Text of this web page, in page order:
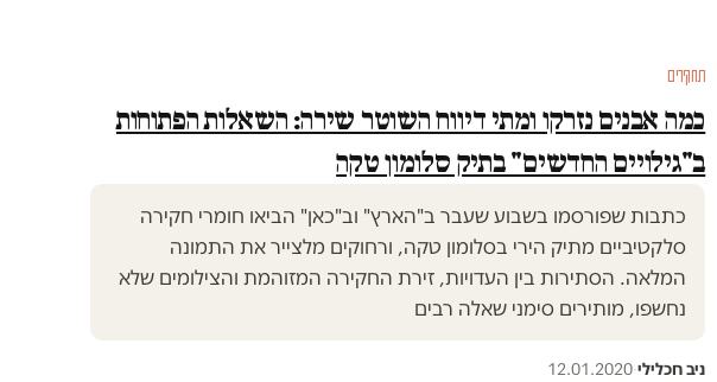
תחקירים
כמה אבנים נזרקו ומתי דיווח השוטר שירה: השאלות הפתוחות
ב"גילויים החדשים" בתיק סלומון טקה
כתבות שפורסמו בשבוע שעבר ב"הארץ" וב"כאן" הביאו חומרי חקירה
סלקטיביים מתיק הירי בסלומון טקה, ורחוקים מלצייר את התמונה
המלאה. הסתירות בין העדויות, זירת החקירה המזוהמת והצילומים שלא
נחשפו, מותירים סימני שאלה רבים
ניב חכלילי·
12.01.2020